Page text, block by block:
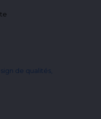
de qualités,